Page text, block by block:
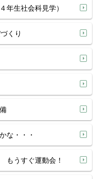
年生社会科見学）
くり
な・・・
もうすぐ運動会！